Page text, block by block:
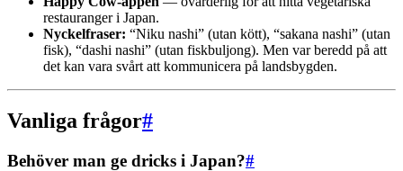
restauranger i Japan.
Nyckelfraser: “Niku nashi” (utan kött), “sakana nashi” (utan
fisk), “dashi nashi” (utan fiskbuljong). Men var beredd på att
det kan vara svårt att kommunicera på landsbygden.
Vanliga frågor#
Behöver man ge dricks i Japan?#